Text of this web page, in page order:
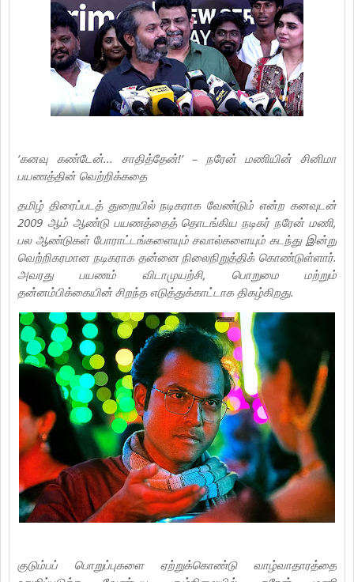
‘கனவு கண்டேன்... சாதித்தேன்!’ – நரேன் மணியின் சினிமா
பயணத்தின் வெற்றிக்கதை
தமிழ் திரைப்படத் துறையில் நடிகராக வேண்டும் என்ற கனவுடன்
2009 ஆம் ஆண்டு பயணத்தைத் தொடங்கிய நடிகர் நரேன் மணி,
பல ஆண்டுகள் போராட்டங்களையும் சவால்களையும் கடந்து இன்று
வெற்றிகரமான நடிகராக தன்னை நிலைநிறுத்திக் கொண்டுள்ளார்.
அவரது பயணம் விடாமுயற்சி, பொறுமை மற்றும்
தன்னம்பிக்கையின் சிறந்த எடுத்துக்காட்டாக திகழ்கிறது.
குடும்பப் பொறுப்புகளை ஏற்றுக்கொண்டு வாழ்வாதாரத்தை